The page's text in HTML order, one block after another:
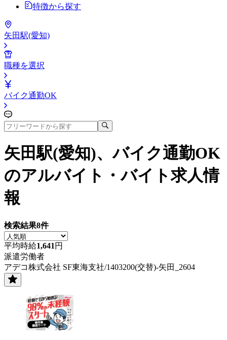
特徴から探す
矢田駅(愛知)
職種を選択
バイク通勤OK
矢田駅(愛知)、バイク通勤OK
のアルバイト・バイト求人情
報
検索結果8件
平均時給1,641 円
派遣労働者
アデコ株式会社 SF東海支社/1403200(交替)-矢田_2604